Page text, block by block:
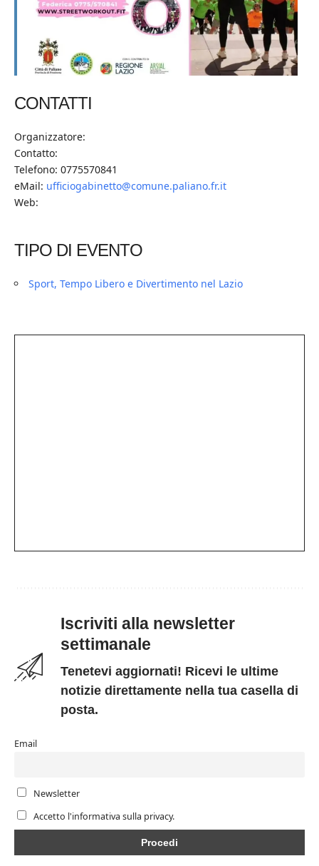
CONTATTI
Organizzatore:
Contatto:
Telefono: 0775570841
eMail: ufficiogabinetto@comune.paliano.fr.it
Web:
TIPO DI EVENTO
Sport, Tempo Libero e Divertimento nel Lazio
Iscriviti alla newsletter
settimanale
Tenetevi aggiornati! Ricevi le ultime
notizie direttamente nella tua casella di
posta.
Email
Newsletter
Accetto l'informativa sulla privacy.